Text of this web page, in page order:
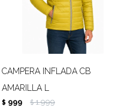
CAMPERA INFLADA CB
AMARILLA L
$ 999 $ 1.999